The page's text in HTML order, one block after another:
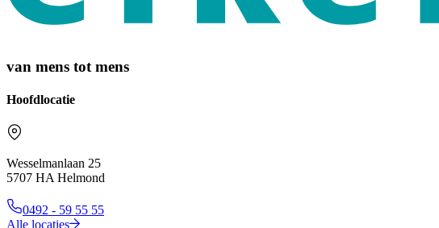
van mens tot mens
Hoofdlocatie
Wesselmanlaan 25
5707 HA Helmond
0492 - 59 55 55
Alle locaties